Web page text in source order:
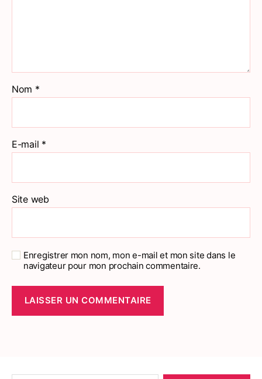
Nom *
E-mail *
Site web
Enregistrer mon nom, mon e-mail et mon site dans le
navigateur pour mon prochain commentaire.